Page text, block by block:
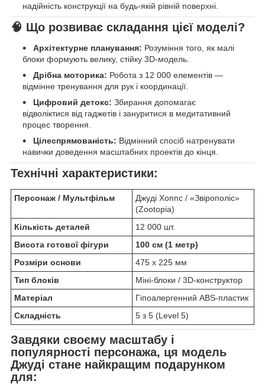
надійність конструкції на будь-якій рівній поверхні.
🧠 Що розвиває складання цієї моделі?
Архітектурне планування: Розуміння того, як малі
блоки формують велику, стійку 3D-модель.
Дрібна моторика: Робота з 12 000 елементів —
відмінне тренування для рук і координації.
Цифровий детокс: Збирання допомагає
відволіктися від гаджетів і зануритися в медитативний
процес творення.
Цілеспрямованість: Відмінний спосіб натренувати
навички доведення масштабних проектів до кінця.
Технічні характеристики:
Персонаж / Мультфільм
Джуді Хоппс / «Звірополіс»
(Zootopia)
Кількість деталей
12 000 шт.
Висота готової фігури
100 см (1 метр)
Розміри основи
475 х 225 мм
Тип блоків
Міні-блоки / 3D-конструктор
Матеріал
Гіпоалергенний ABS-пластик
Складність
5 з 5 (Level 5)
Завдяки своєму масштабу і
популярності персонажа, ця модель
Джуді стане найкращим подарунком
для: